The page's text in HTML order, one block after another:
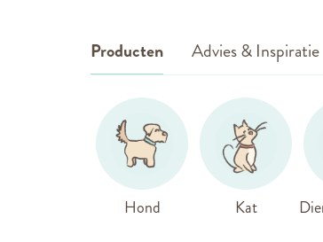
Producten
Hond Kat
Advies & Inspiratie